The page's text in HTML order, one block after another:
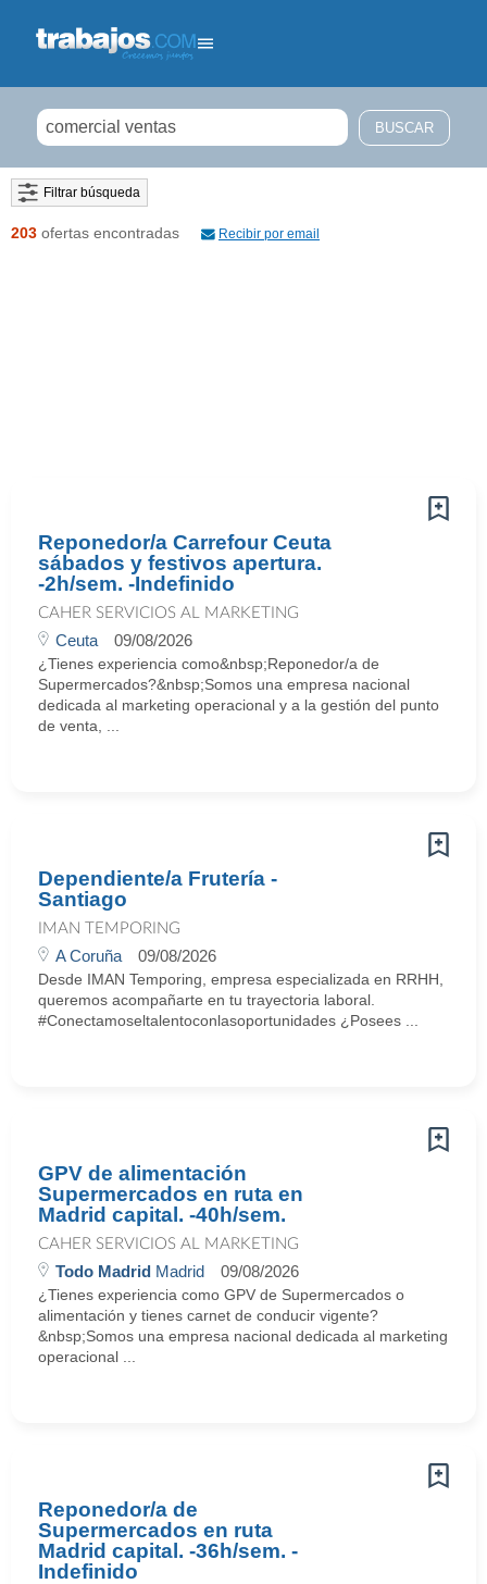
Filtrar búsqueda
203 ofertas encontradas Recibir por email
Reponedor/a Carrefour Ceuta
sábados y festivos apertura.
-2h/sem. -Indefinido
CAHER SERVICIOS AL MARKETING
Ceuta 09/08/2026
¿Tienes experiencia como&nbsp;Reponedor/a de
Supermercados?&nbsp;Somos una empresa nacional
dedicada al marketing operacional y a la gestión del punto
de venta, ...
Dependiente/a Frutería -
Santiago
IMAN TEMPORING
A Coruña 09/08/2026
Desde IMAN Temporing, empresa especializada en RRHH,
queremos acompañarte en tu trayectoria laboral.
#Conectamoseltalentoconlasoportunidades ¿Posees ...
GPV de alimentación
Supermercados en ruta en
Madrid capital. -40h/sem.
CAHER SERVICIOS AL MARKETING
Todo Madrid Madrid 09/08/2026
¿Tienes experiencia como GPV de Supermercados o
alimentación y tienes carnet de conducir vigente?
&nbsp;Somos una empresa nacional dedicada al marketing
operacional ...
Reponedor/a de
Supermercados en ruta
Madrid capital. -36h/sem. -
Indefinido